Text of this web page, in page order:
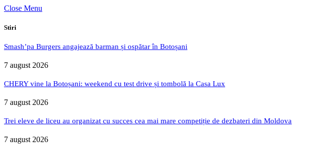
Close Menu
Stiri
Smash’pa Burgers angajează barman și ospătar în Botoșani
7 august 2026
CHERY vine la Botoșani: weekend cu test drive și tombolă la Casa Lux
7 august 2026
Trei eleve de liceu au organizat cu succes cea mai mare competiție de dezbateri din Moldova
7 august 2026